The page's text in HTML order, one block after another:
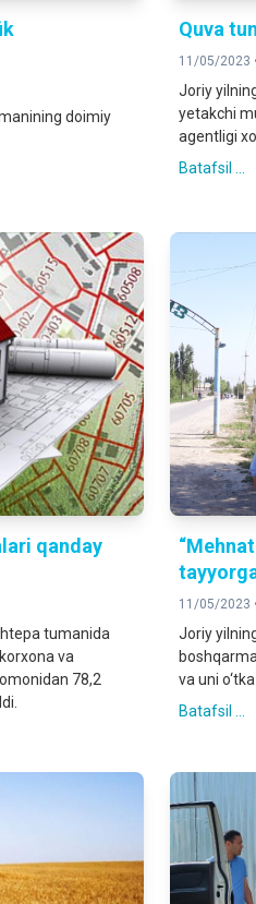
doimiy
Quva
11/05/2023 •
Joriy
yetakchi
agentligi
Batafsil ...
qanday
tumanida
va
78,2
11/05/2023 •
Joriy
va uni
Batafsil ...